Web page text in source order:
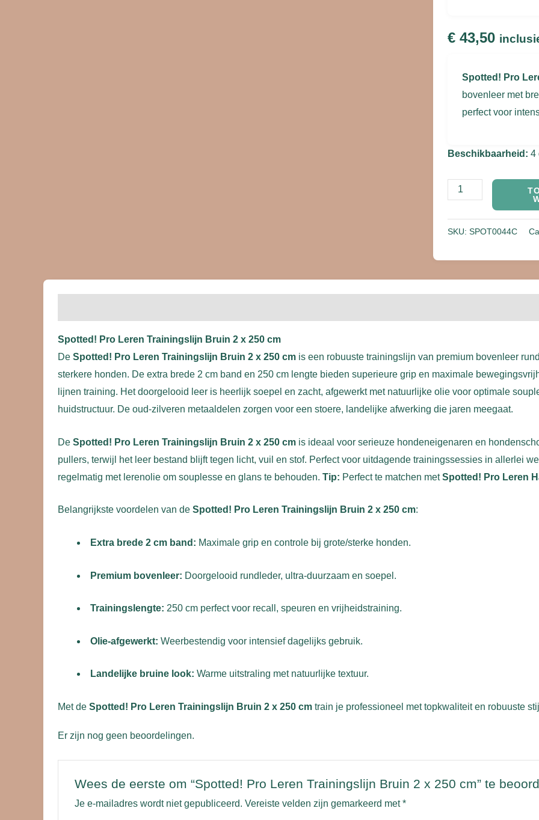
€ 43,50
Spotted! Pro
bovenleer met
perfect voor
Beschikbaarheid: 4
cm
SKU: SPOT0044C
Spotted! Pro Leren Trainingslijn Bruin 2 x 250 cm
De Spotted! Pro Leren Trainingslijn Bruin 2 x 250 cm is een robuuste trainingslijn van premium bovenleer
sterkere honden. De extra brede 2 cm band en 250 cm lengte bieden superieure grip en maximale
lijnen training. Het doorgelooid leer is heerlijk soepel en zacht, afgewerkt met natuurlijke olie voor optimale
huidstructuur. De oud-zilveren metaaldelen zorgen voor een stoere, landelijke afwerking die jaren meegaat.
De Spotted! Pro Leren Trainingslijn Bruin 2 x 250 cm is ideaal voor serieuze hondeneigenaren en
pullers, terwijl het leer bestand blijft tegen licht, vuil en stof. Perfect voor uitdagende trainingssessies in allerlei
regelmatig met lerenolie om souplesse en glans te behouden. Tip: Perfect te matchen metSpotted! Pro Leren
Belangrijkste voordelen van de Spotted! Pro Leren Trainingslijn Bruin 2 x 250 cm:
Extra brede 2 cm band: Maximale grip en controle bij grote/sterke honden.
Premium bovenleer: Doorgelooid rundleder, ultra-duurzaam en soepel.
Trainingslengte: 250 cm perfect voor recall, speuren en vrijheidstraining.
Olie-afgewerkt: Weerbestendig voor intensief dagelijks gebruik.
Landelijke bruine look: Warme uitstraling met natuurlijke textuur.
Met de Spotted! Pro Leren Trainingslijn Bruin 2 x 250 cm train je professioneel met topkwaliteit en robuuste
Er zijn nog geen beoordelingen.
Wees de eerste om “Spotted! Pro Leren Trainingslijn Bruin 2 x 250 cm” te
Je e-mailadres wordt niet gepubliceerd. Vereiste velden zijn gemarkeerd met*